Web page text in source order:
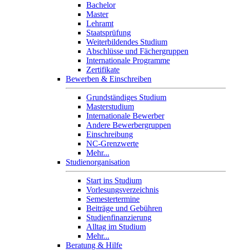
Bachelor
Master
Lehramt
Staatsprüfung
Weiterbildendes Studium
Abschlüsse und Fächergruppen
Internationale Programme
Zertifikate
Bewerben & Einschreiben
Grundständiges Studium
Masterstudium
Internationale Bewerber
Andere Bewerbergruppen
Einschreibung
NC-Grenzwerte
Mehr...
Studienorganisation
Start ins Studium
Vorlesungsverzeichnis
Semestertermine
Beiträge und Gebühren
Studienfinanzierung
Alltag im Studium
Mehr...
Beratung & Hilfe